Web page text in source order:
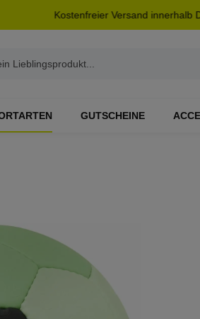
Kostenfreier Versand innerhalb
GUTSCHEINE